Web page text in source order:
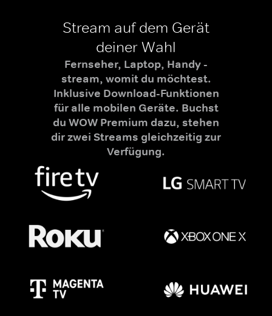
Stream auf dem Gerät
deiner Wahl
Fernseher, Laptop, Handy -
stream, womit du möchtest.
Inklusive Download-Funktionen
für alle mobilen Geräte. Buchst
du WOW Premium dazu, stehen
dir zwei Streams gleichzeitig zur
Verfügung.